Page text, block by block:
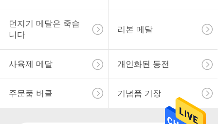
PRIVACY
POLICY
던지기 메달은 죽습
니다
리본 메달
사육제 메달 개인화된 동전
주문품 버클 기념품 기장